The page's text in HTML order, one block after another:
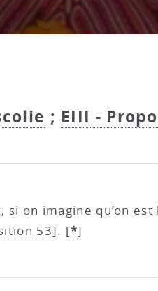
; EIII -
on imagine qu’on est
53]. [*]